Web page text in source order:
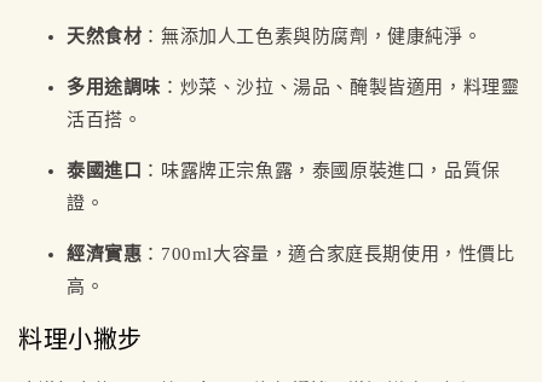
天然食材 ：無添加人工色素與防腐劑，健康純淨。
多用途調味 ：炒菜、沙拉、湯品、醃製皆適用，料理靈
活百搭。
泰國進口 ：味露牌正宗魚露，泰國原裝進口，品質保
證。
經濟實惠 ：700ml大容量，適合家庭長期使用，性價比
高。
料理小撇步